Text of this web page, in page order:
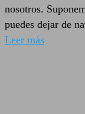
nosotros.
puedes dejar de
Leer más